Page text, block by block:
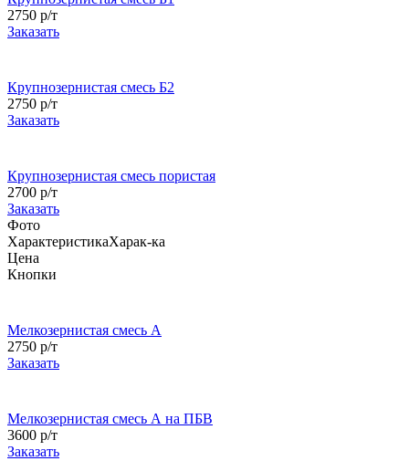
2750 р/т
Заказать
Крупнозернистая смесь Б2
2750 р/т
Заказать
Крупнозернистая смесь пористая
2700 р/т
Заказать
Фото
ХарактеристикаХарак-ка
Цена
Кнопки
Мелкозернистая смесь А
2750 р/т
Заказать
Мелкозернистая смесь А на ПБВ
3600 р/т
Заказать